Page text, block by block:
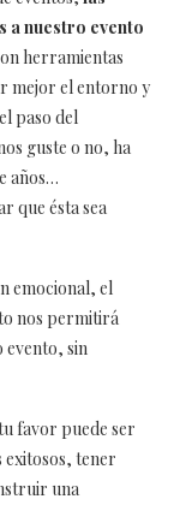
a nuestro evento
herramientas
mejor el entorno y
paso del
guste o no, ha
años…
que ésta sea
emocional, el
nos permitirá
evento, sin
favor puede ser
exitosos, tener
una